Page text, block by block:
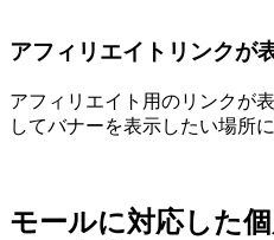
アフィリエイトリンクが
アフィリエイト用のリンクが
してバナーを表示したい場所
モールに対応した